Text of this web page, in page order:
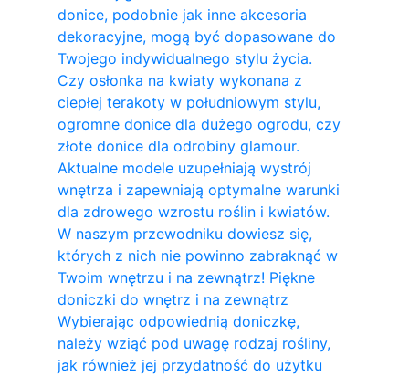
donice, podobnie jak inne akcesoria
dekoracyjne, mogą być dopasowane do
Twojego indywidualnego stylu życia.
Czy osłonka na kwiaty wykonana z
ciepłej terakoty w południowym stylu,
ogromne donice dla dużego ogrodu, czy
złote donice dla odrobiny glamour.
Aktualne modele uzupełniają wystrój
wnętrza i zapewniają optymalne warunki
dla zdrowego wzrostu roślin i kwiatów.
W naszym przewodniku dowiesz się,
których z nich nie powinno zabraknąć w
Twoim wnętrzu i na zewnątrz! Piękne
doniczki do wnętrz i na zewnątrz
Wybierając odpowiednią doniczkę,
należy wziąć pod uwagę rodzaj rośliny,
jak również jej przydatność do użytku